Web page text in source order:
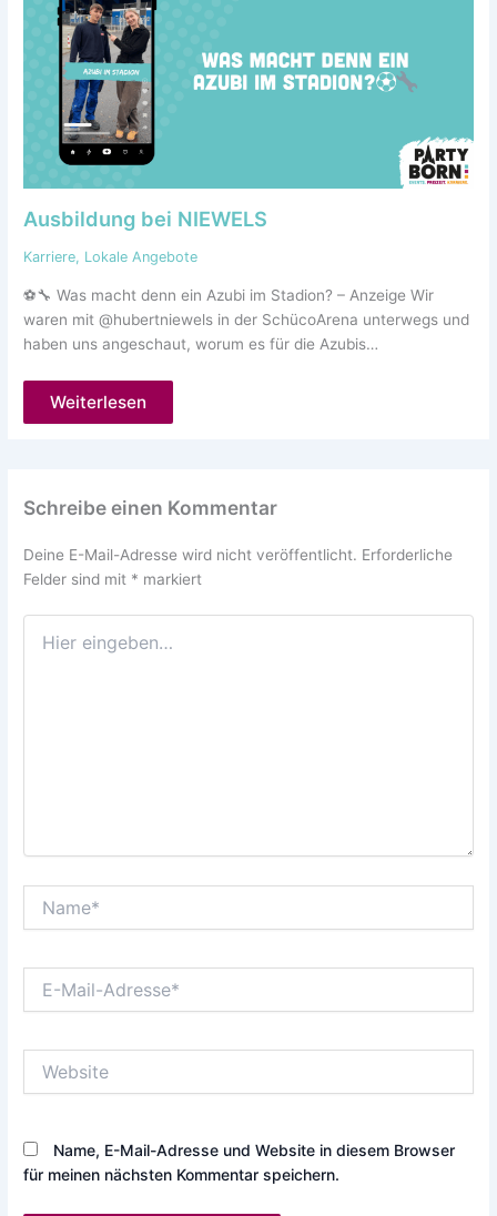
Ausbildung bei NIEWELS
Karriere, Lokale Angebote
⚽🔧 Was macht denn ein Azubi im Stadion? – Anzeige Wir
waren mit @hubertniewels in der SchücoArena unterwegs und
haben uns angeschaut, worum es für die Azubis…
Weiterlesen
Schreibe einen Kommentar
Deine E-Mail-Adresse wird nicht veröffentlicht. Erforderliche
Felder sind mit * markiert
eingeben…
Mail-
Name, E-Mail-Adresse und Website in diesem Browser
für meinen nächsten Kommentar speichern.